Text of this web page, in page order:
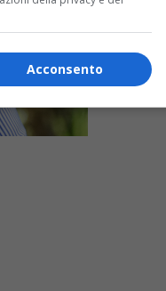
Acconsento